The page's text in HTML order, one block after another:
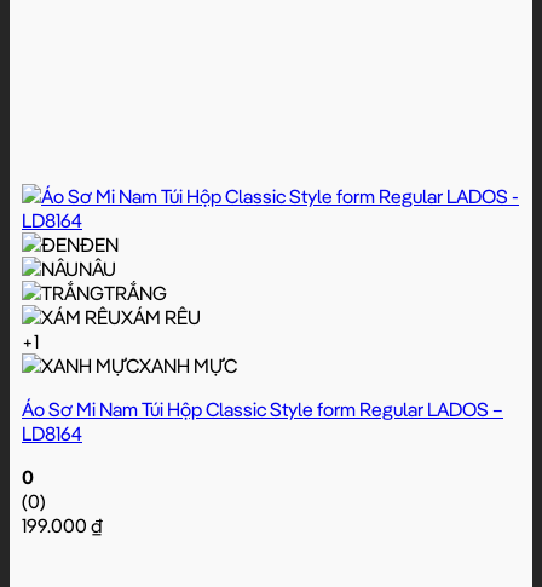
ĐEN
NÂU
TRẮNG
XÁM RÊU
+1
XANH MỰC
Áo Sơ Mi Nam Túi Hộp Classic Style form Regular LADOS –
LD8164
0
(0)
199.000 ₫